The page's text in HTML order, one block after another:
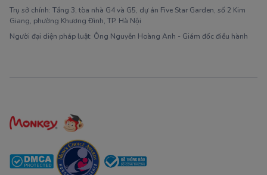
Trụ sở chính: Tầng 3, tòa nhà G4 và G5, dự án Five Star Garden, số 2 Kim
Giang, phường Khương Đình, TP. Hà Nội
Người đại diện pháp luật: Ông Nguyễn Hoàng Anh - Giám đốc điều hành